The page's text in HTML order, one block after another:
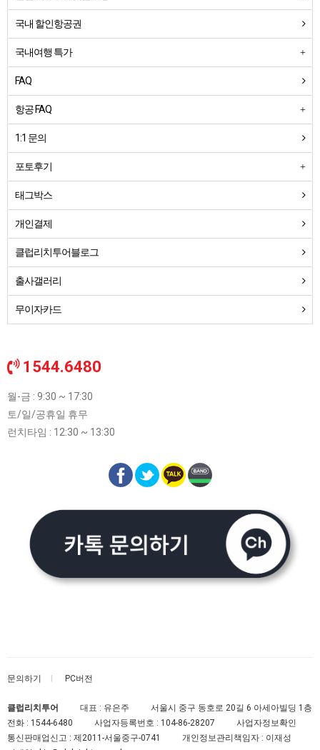
국내 할인항공권
국내여행 특가
FAQ
항공 FAQ
1:1 문의
포토후기
태그박스
개인결제
클럽리치투어블로그
출사갤러리
무이자카드
1544.6480
월-금 : 9:30 ~ 17:30
토/일/공휴일 휴무
런치타임 : 12:30 ~ 13:30
문의하기 PC버전
클럽리치투어 대표 : 유은주
서울시 중구 동호로 20길 6 아세아빌딩 1층
전화 : 1544-6480 사업자등록번호 : 104-86-28207
사업자정보확인
통신판매업신고 : 제2011-서울중구-0741
개인정보관리책임자 : 이재성